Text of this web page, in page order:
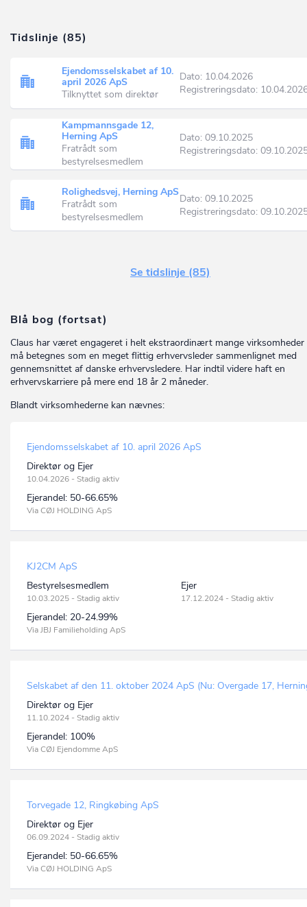
Tidslinje (85)
Ejendomsselskabet af 10.
april 2026 ApS
Tilknyttet som direktør
Dato: 10.04.2026
Registreringsdato:
Kampmannsgade 12,
Herning ApS
Fratrådt som
bestyrelsesmedlem
Dato: 09.10.2025
Registreringsdato:
Rolighedsvej, Herning ApS
Fratrådt som
bestyrelsesmedlem
Dato: 09.10.2025
Registreringsdato:
Se tidslinje (85)
Blå bog (fortsat)
Claus har været engageret i helt ekstraordinært mange virksomheder
må betegnes som en meget flittig erhvervsleder sammenlignet med
gennemsnittet af danske erhvervsledere. Har indtil videre haft en
erhvervskarriere på mere end 18 år 2 måneder.
Blandt virksomhederne kan nævnes:
Ejendomsselskabet af 10. april 2026 ApS
Direktør og Ejer
10.04.2026 - Stadig aktiv
Ejerandel: 50-66.65%
Via CØJ HOLDING ApS
KJ2CM ApS
Bestyrelsesmedlem
10.03.2025 - Stadig aktiv
Ejer
17.12.2024 - Stadig aktiv
Ejerandel: 20-24.99%
Via JBJ Familieholding ApS
Selskabet af den 11. oktober 2024 ApS (Nu: Overgade 17,
Direktør og Ejer
11.10.2024 - Stadig aktiv
Ejerandel: 100%
Via CØJ Ejendomme ApS
Torvegade 12, Ringkøbing ApS
Direktør og Ejer
06.09.2024 - Stadig aktiv
Ejerandel: 50-66.65%
Via CØJ HOLDING ApS